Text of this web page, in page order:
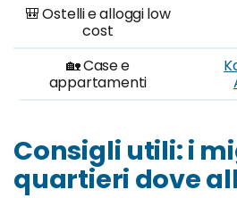
🎒 Ostelli e alloggi low
cost
🏡 Case e
appartamenti
Consigli utili: i
quartieri dove